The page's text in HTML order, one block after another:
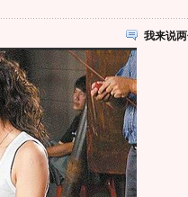
我来说